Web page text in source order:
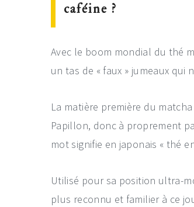
caféine ?
Avec le boom mondial du thé
un tas de « faux » jumeaux qui
La matière première du
Papillon, donc à proprement
mot signifie en japonais « thé
Utilisé pour sa position ultra-
plus reconnu et familier à ce